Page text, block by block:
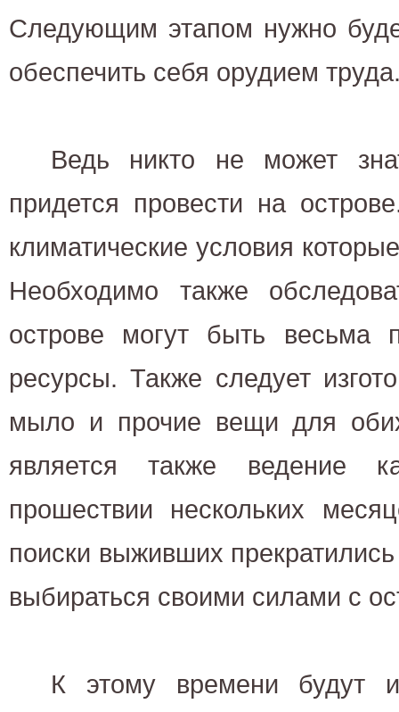
Следующим этапом нужно
обеспечить себя орудием
Ведь никто не может
придется провести на
климатические условия
Необходимо также
острове могут быть весьма
ресурсы. Также следует
мыло и прочие вещи для
является также ведение
прошествии нескольких
поиски выживших
выбираться своими силами с
К этому времени будут